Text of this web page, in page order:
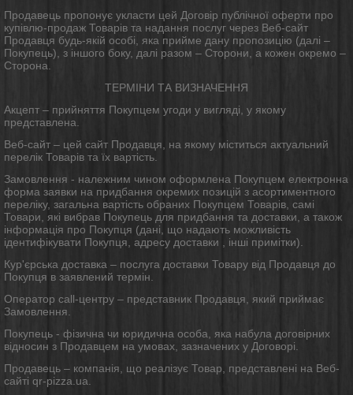
Продавець пропонує укласти цей Договір публічної оферти про
купівлю-продаж Товарів та надання послуг через Веб-сайт
Продавця будь-якій особі, яка прийме дану пропозицію (далі –
Покупець), з іншого боку, далі разом – Сторони, а кожен окремо –
Сторона.
ТЕРМІНИ ТА ВИЗНАЧЕННЯ
Акцепт – прийняття Покупцем угоди у вигляді, у якому
представлена.
Веб-сайт – цей сайт Продавця, на якому міститься актуальний
перелік Товарів та їх вартість.
Замовлення - належним чином оформлена Покупцем електронна
форма заявки на придбання окремих позицій з асортиментного
переліку, загальна вартість обраних Покупцем Товарів, самі
Товари, які вибрав Покупець для придбання та доставки, а також
інформація про Покупця (дані, що надають можливість
ідентифікувати Покупця, адресу доставки , інші примітки).
Кур'єрська доставка – послуга доставки Товару від Продавця до
Покупця в заявлений термін.
Оператор call-центру – представник Продавця, який приймає
Замовлення.
Покупець - фізична чи юридична особа, яка набула договірних
відносин з Продавцем на умовах, зазначених у Договорі.
Продавець – компанія, що реалізує Товар, представлені на Веб-
сайті qr-pizza.ua.